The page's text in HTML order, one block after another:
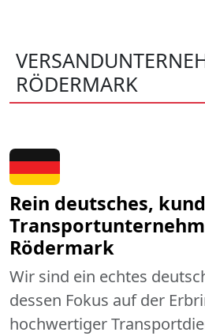
RÖDERMARK
Rein deutsches,
Rödermark
Wir sind ein echtes
dessen Fokus auf der
hochwertiger